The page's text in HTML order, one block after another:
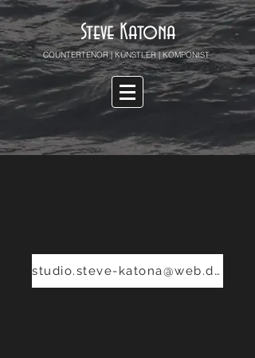
Steve Katona
COUNTERTENOR | KÜNSTLER | KOMPONIST
studio.steve-katona@web.de